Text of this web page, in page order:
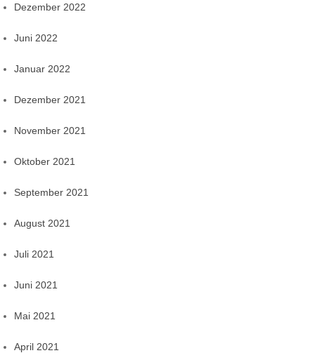
Dezember 2022
Juni 2022
Januar 2022
Dezember 2021
November 2021
Oktober 2021
September 2021
August 2021
Juli 2021
Juni 2021
Mai 2021
April 2021